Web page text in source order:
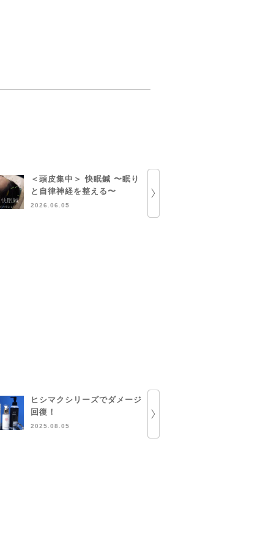
＜頭皮集中＞ 快眠鍼 〜眠り
と自律神経を整える〜
2026.06.05
ヒシマクシリーズでダメージ
回復！
2025.08.05